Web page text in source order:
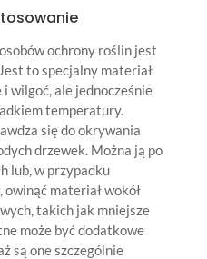
ochrony roślin jest
to specjalny materiał
wilgoć, ale jednocześnie
temperatury.
się do okrywania
drzewek. Można ją po
lub, w przypadku
materiał wokół
takich jak mniejsze
może być dodatkowe
są one szczególnie